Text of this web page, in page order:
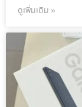
ดูเพิ่มเติม »